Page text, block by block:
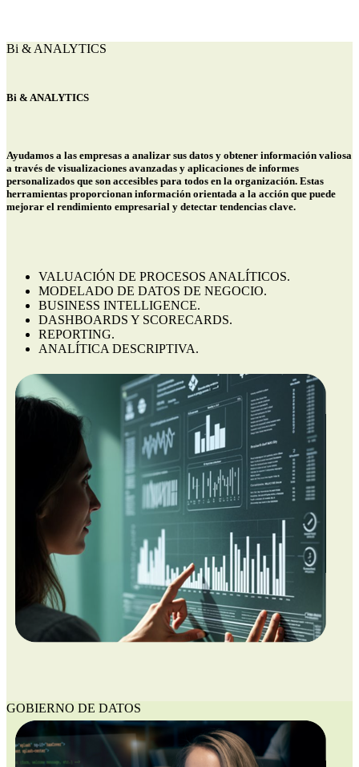
Bi & ANALYTICS
Bi & ANALYTICS
Ayudamos a las empresas a analizar sus datos y obtener información valiosa
a través de visualizaciones avanzadas y aplicaciones de informes
personalizados que son accesibles para todos en la organización. Estas
herramientas proporcionan información orientada a la acción que puede
mejorar el rendimiento empresarial y detectar tendencias clave.
VALUACIÓN DE PROCESOS ANALÍTICOS.
MODELADO DE DATOS DE NEGOCIO.
BUSINESS INTELLIGENCE.
DASHBOARDS Y SCORECARDS.
REPORTING.
ANALÍTICA DESCRIPTIVA.
GOBIERNO DE DATOS